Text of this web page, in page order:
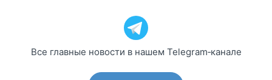
Все главные новости в нашем Telegram‑канале